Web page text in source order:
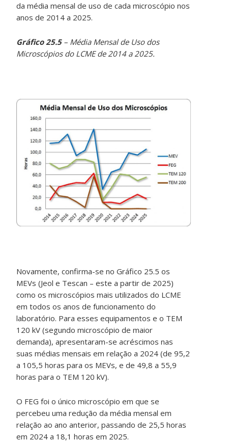
da média mensal de uso de cada microscópio nos
anos de 2014 a 2025.
Gráfico 25.5– Média Mensal de Uso dos
Microscópios do LCME de 2014 a 2025.
Novamente, confirma-se no Gráfico 25.5 os
MEVs (Jeol e Tescan – este a partir de 2025)
como os microscópios mais utilizados do LCME
em todos os anos de funcionamento do
laboratório. Para esses equipamentos e o TEM
120 kV (segundo microscópio de maior
demanda), apresentaram-se acréscimos nas
suas médias mensais em relação a 2024 (de 95,2
a 105,5 horas para os MEVs, e de 49,8 a 55,9
horas para o TEM 120 kV).
O FEG foi o único microscópio em que se
percebeu uma redução da média mensal em
relação ao ano anterior, passando de 25,5 horas
em 2024 a 18,1 horas em 2025.